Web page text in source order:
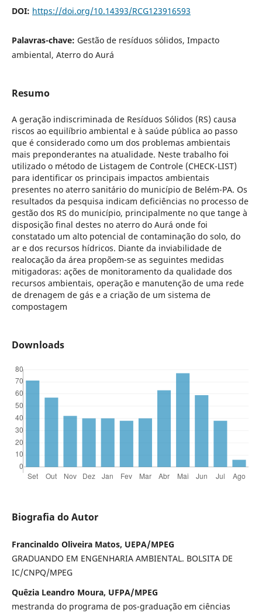
DOI: https://doi.org/10.14393/RCG123916593
Palavras-chave: Gestão de resíduos sólidos, Impacto
ambiental, Aterro do Aurá
Resumo
A geração indiscriminada de Resíduos Sólidos (RS) causa
riscos ao equilíbrio ambiental e à saúde pública ao passo
que é considerado como um dos problemas ambientais
mais preponderantes na atualidade. Neste trabalho foi
utilizado o método de Listagem de Controle (CHECK-LIST)
para identificar os principais impactos ambientais
presentes no aterro sanitário do município de Belém-PA. Os
resultados da pesquisa indicam deficiências no processo de
gestão dos RS do município, principalmente no que tange à
disposição final destes no aterro do Aurá onde foi
constatado um alto potencial de contaminação do solo, do
ar e dos recursos hídricos. Diante da inviabilidade de
realocação da área propõem-se as seguintes medidas
mitigadoras: ações de monitoramento da qualidade dos
recursos ambientais, operação e manutenção de uma rede
de drenagem de gás e a criação de um sistema de
compostagem
Downloads
Biografia do Autor
Francinaldo Oliveira Matos, UEPA/MPEG
GRADUANDO EM ENGENHARIA AMBIENTAL. BOLSITA DE
IC/CNPQ/MPEG
Quêzia Leandro Moura, UFPA/MPEG
mestranda do programa de pos-graduação em ciências